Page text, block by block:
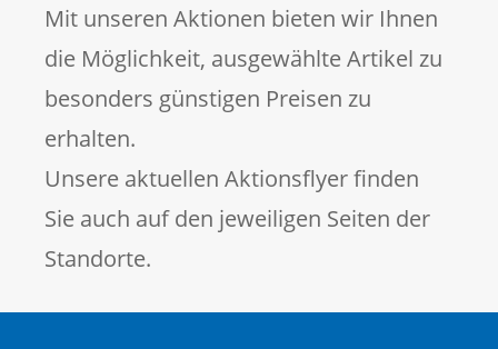
Mit unseren Aktionen bieten wir Ihnen
die Möglichkeit, ausgewählte Artikel zu
besonders günstigen Preisen zu
erhalten.
Unsere aktuellen Aktionsflyer finden
Sie auch auf den jeweiligen Seiten der
Standorte.